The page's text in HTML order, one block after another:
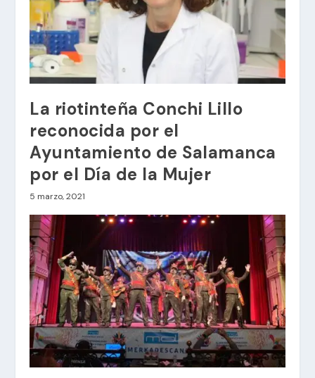
La riotinteña Conchi Lillo
reconocida por el
Ayuntamiento de Salamanca
por el Día de la Mujer
5 marzo, 2021